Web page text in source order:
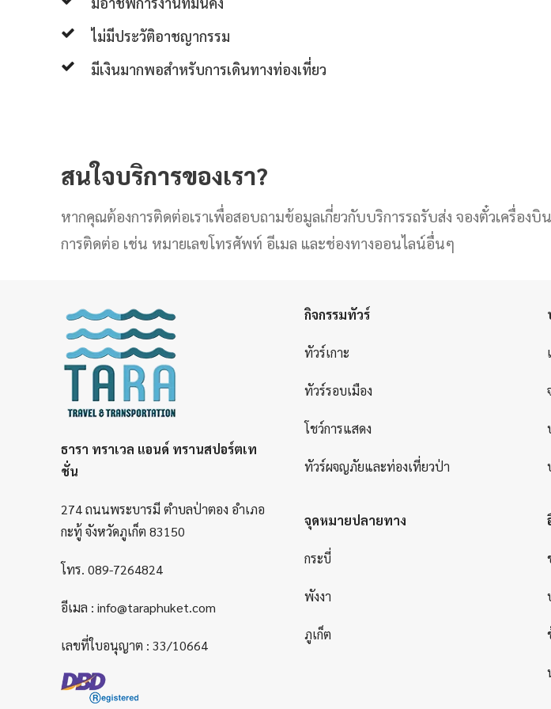
ไม่มีประวัติอาชญากรรม
มีเงินมากพอสำหรับการเดินทางท่องเที่ยว
สนใจบริการของเรา?
หากคุณต้องการติดต่อเราเพื่อสอบถามข้อมูลเกี่ยวกับบริการรถรับส่ง จองตั๋วเครื่อง
การติดต่อ เช่น หมายเลขโทรศัพท์ อีเมล และช่องทางออนไลน์อื่นๆ
ธารา ทราเวล แอนด์ ทรานสปอร์ตเท
ชั่น
274 ถนนพระบารมี ตำบลป่าตอง อำเภอ
กะทู้ จังหวัดภูเก็ต 83150
โทร. 089-7264824
อีเมล : info@taraphuket.com
เลขที่ใบอนุญาต : 33/10664
กิจกรรมทัวร์
ทัวร์เกาะ
ทัวร์รอบเมือง
โชว์การแสดง
ทัวร์ผจญภัยและท่องเที่ยวป่า
จุดหมายปลายทาง
กระบี่
พังงา
ภูเก็ต